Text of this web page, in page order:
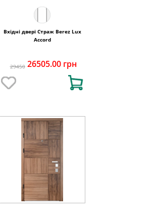
Вхідні двері Страж Berez Lux
Accord
29450 26505.00 грн